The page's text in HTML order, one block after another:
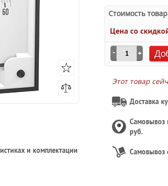
и комплектации
Стоимость
Цена со
Этот товар
Доставка
Самовывоз
руб.
Самовывоз